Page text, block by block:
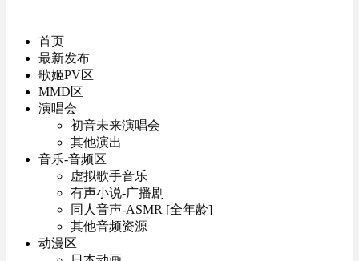
首页
最新发布
歌姬PV区
MMD区
演唱会
初音未来演唱会
其他演出
音乐-音频区
虚拟歌手音乐
有声小说-广播剧
同人音声-ASMR [全年龄]
其他音频资源
动漫区